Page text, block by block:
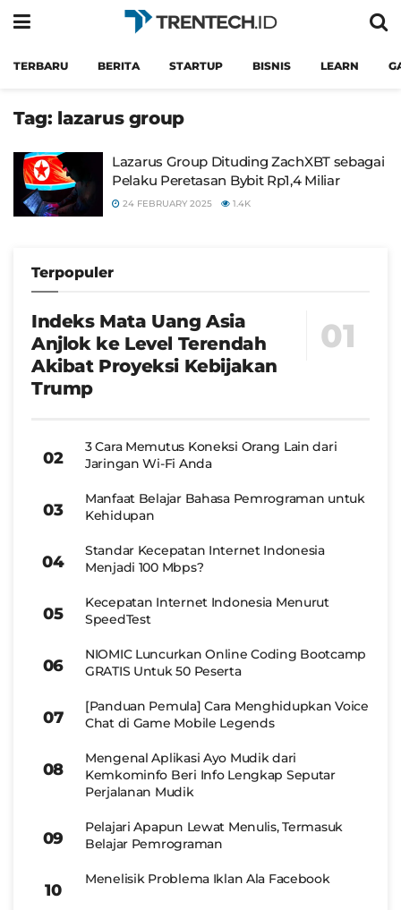
TERBARU BERITA STARTUP BISNIS LEARN
Tag: lazarus group
Lazarus Group Dituding ZachXBT sebagai
Pelaku Peretasan Bybit Rp1,4 Miliar
24 FEBRUARY 2025 1.4K
Terpopuler
Indeks Mata Uang Asia
Anjlok ke Level Terendah
Akibat Proyeksi Kebijakan
Trump
3 Cara Memutus Koneksi Orang Lain dari
Jaringan Wi-Fi Anda
Manfaat Belajar Bahasa Pemrograman untuk
Kehidupan
Standar Kecepatan Internet Indonesia
Menjadi 100 Mbps?
Kecepatan Internet Indonesia Menurut
SpeedTest
NIOMIC Luncurkan Online Coding Bootcamp
GRATIS Untuk 50 Peserta
[Panduan Pemula] Cara Menghidupkan Voice
Chat di Game Mobile Legends
Mengenal Aplikasi Ayo Mudik dari
Kemkominfo Beri Info Lengkap Seputar
Perjalanan Mudik
Pelajari Apapun Lewat Menulis, Termasuk
Belajar Pemrograman
Menelisik Problema Iklan Ala Facebook